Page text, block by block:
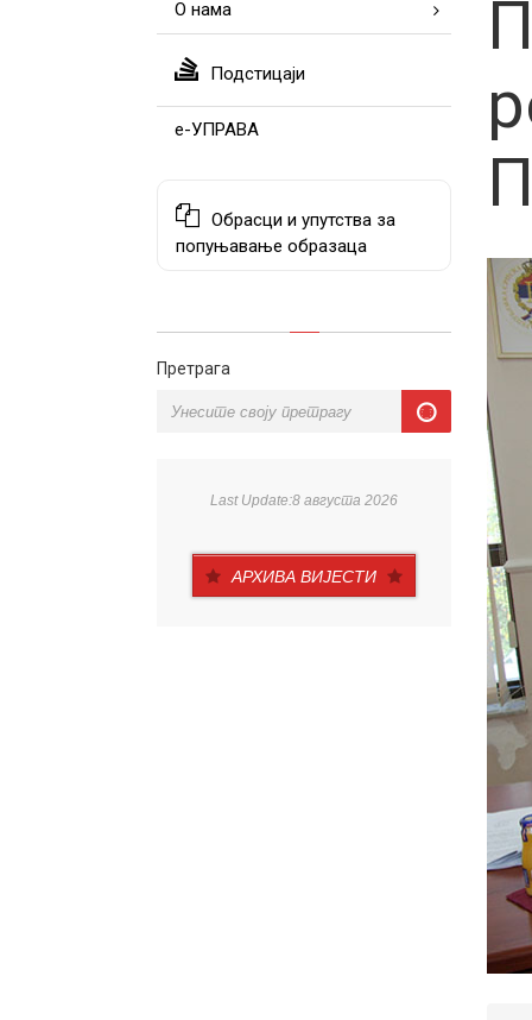
О нама
Подстицаји
е-УПРАВА
Обрасци и упутства за
попуњавање образаца
Претрага
Last Update:8 августа 2026
АРХИВА ВИЈЕСТИ